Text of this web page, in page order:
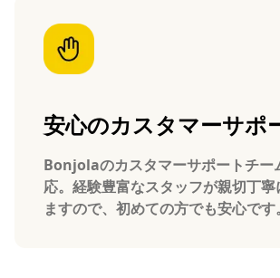
安心のカスタマーサポ
Bonjolaのカスタマーサポートチー
応。経験豊富なスタッフが親切丁寧
ますので、初めての方でも安心です。